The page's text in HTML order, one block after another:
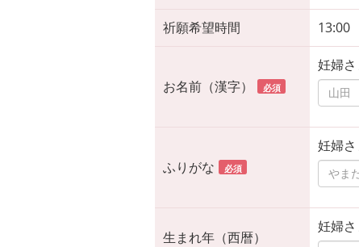
祈願希望時間 13:00
お名前（漢字） 必須
妊婦さ
ふりがな 必須
妊婦さ
生まれ年（西暦）
妊婦さ